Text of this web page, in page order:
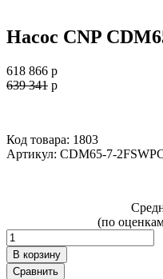
Насос CNP
618 866 p
639 341 p
Код товара: 1803
Артикул: CDM65-7-
(по
В корзину
Сравнить